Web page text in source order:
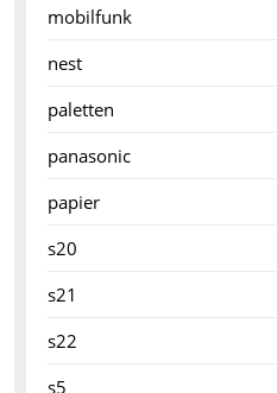
mobilfunk
nest
paletten
panasonic
papier
s20
s21
s22
s5